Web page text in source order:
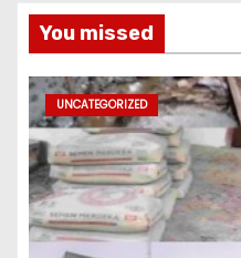
You missed
UNCATEGORIZED